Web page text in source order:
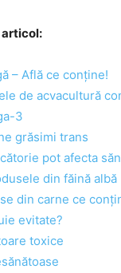
articol:
– Află ce conține!
de acvacultură
3
grăsimi trans
pot afecta
din făină albă
din carne ce
evitate?
toxice